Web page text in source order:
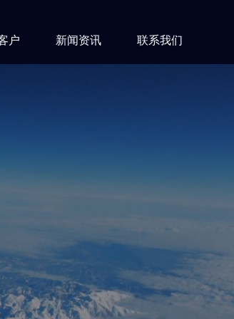
户 新闻资讯 联系我们